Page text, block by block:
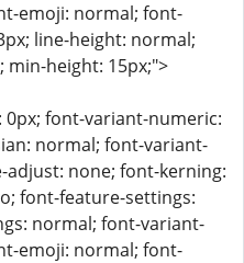
emoji: normal; font-
line-height: normal;
min-height: 15px;">
0px; font-variant-numeric:
normal; font-variant-
none; font-kerning:
font-feature-settings:
normal; font-variant-
emoji: normal; font-